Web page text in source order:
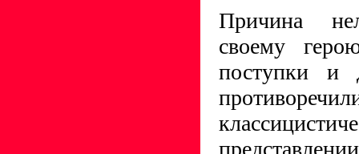
Причина
своему
поступки и